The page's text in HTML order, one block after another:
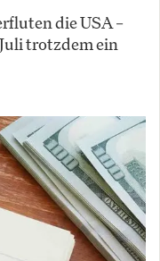
die USA –
trotzdem ein